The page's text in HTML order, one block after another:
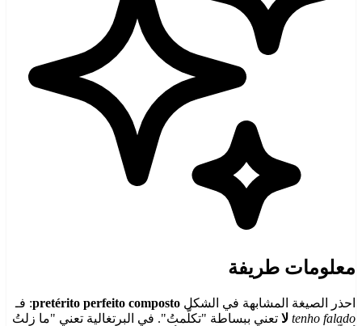
معلومات طريفة
احذر الصيغة المشابهة في الشكل pretérito perfeito composto: فـ
tenho falado لا تعني ببساطة "تكلّمتُ". في البرتغالية تعني "ما زلتُ